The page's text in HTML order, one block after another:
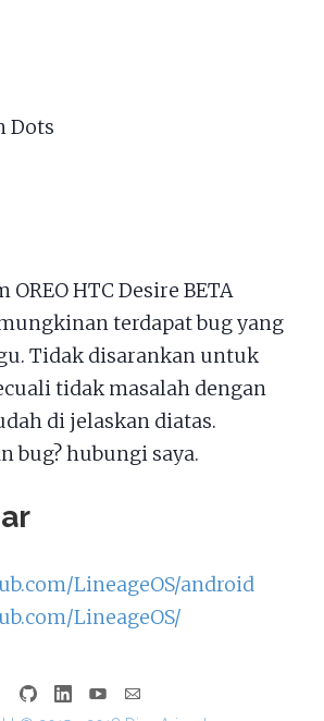
Dots
OREO HTC Desire BETA
terdapat bug yang
Tidak disarankan untuk
tidak masalah dengan
di jelaskan diatas.
bug? hubungi saya.
LineageOS/android
LineageOS/